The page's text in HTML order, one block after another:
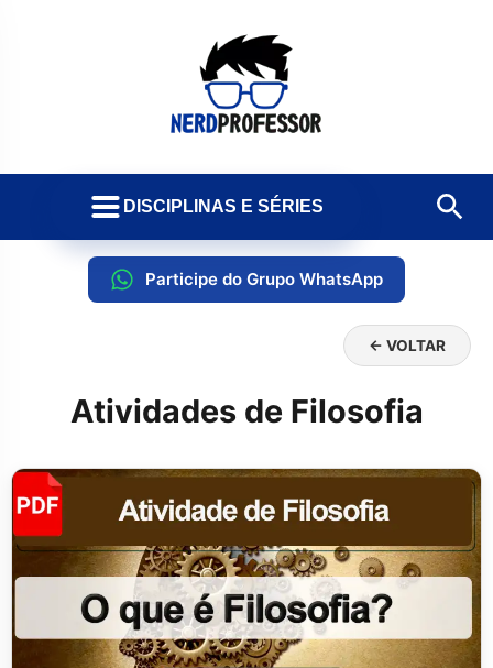
DISCIPLINAS E SÉRIES
Participe do Grupo WhatsApp
← VOLTAR
Atividades de Filosofia